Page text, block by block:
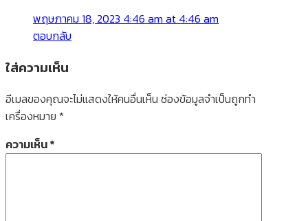
พฤษภาคม 18, 2023 4:46 am at 4:46 am
ตอบกลับ
ใส่ความเห็น
อีเมลของคุณจะไม่แสดงให้คนอื่นเห็น ช่องข้อมูลจำเป็นถูกทำ
เครื่องหมาย *
ความเห็น*